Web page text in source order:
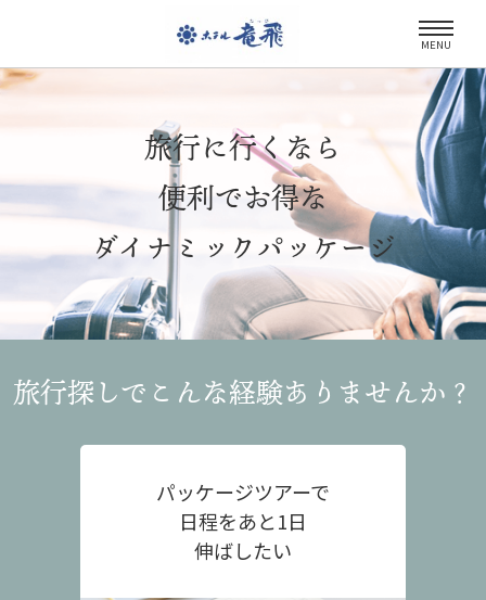
MENU
旅行に行くなら
便利でお得な
ダイナミックパッケージ
旅行探しでこんな経験ありませんか？
パッケージツアーで
日程をあと1日
伸ばしたい